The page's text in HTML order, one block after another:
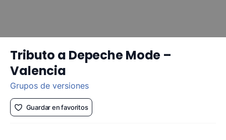
Tributo a Depeche Mode –
Valencia
Grupos de versiones
Guardar en favoritos